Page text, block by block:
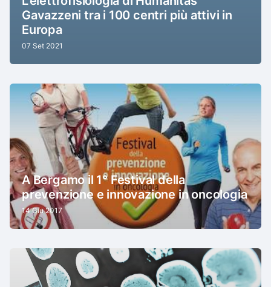
Gavazzeni tra i 100 centri più attivi in
Europa
07 Set 2021
A Bergamo il 1° Festival della
prevenzione e innovazione in oncologia
14 Giu 2017